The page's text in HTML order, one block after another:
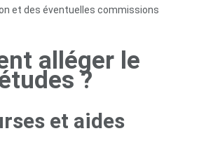
et des éventuelles commissions
alléger le
?
et aides